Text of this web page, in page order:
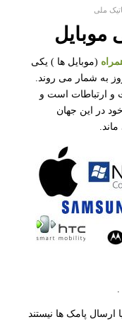
ملی
(موبایل ها ) یکی
به شمار می روند.
و ارتباطات است و
در این جهان
.
ارسال پامک ها نیستند